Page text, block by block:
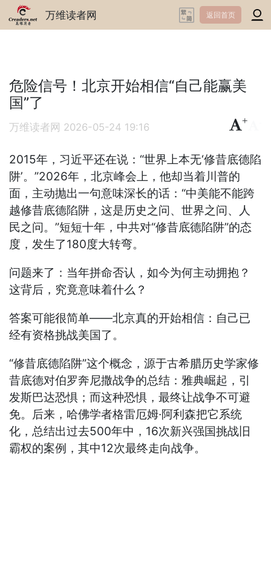
万维读者网 返回首页
危险信号！北京开始相信“自己能赢美
国”了
万维读者网 2026-05-24 19:16
+
2015年，习近平还在说：“世界上本无‘修昔底德陷
阱’。”2026年，北京峰会上，他却当着川普的
面，主动抛出一句意味深长的话：“中美能不能跨
越修昔底德陷阱，这是历史之问、世界之问、人
民之问。”短短十年，中共对“修昔底德陷阱”的态
度，发生了180度大转弯。
问题来了：当年拼命否认，如今为何主动拥抱？
这背后，究竟意味着什么？
答案可能很简单——北京真的开始相信：自己已
经有资格挑战美国了。
“修昔底德陷阱”这个概念，源于古希腊历史学家修
昔底德对伯罗奔尼撒战争的总结：雅典崛起，引
发斯巴达恐惧；而这种恐惧，最终让战争不可避
免。后来，哈佛学者格雷厄姆·阿利森把它系统
化，总结出过去500年中，16次新兴强国挑战旧
霸权的案例，其中12次最终走向战争。